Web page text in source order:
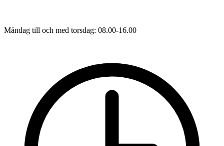
Måndag till och med torsdag: 08.00-16.00